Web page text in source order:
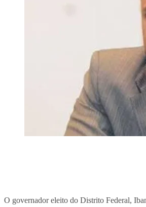
O governador eleito do Distrito Federal,